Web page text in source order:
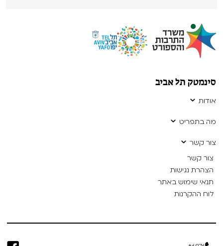
סינמטק תל אביב
אודות
מה בתפריט
צור קשר
צור קשר
הצהרת נגישות
תנאי שימוש באתר
לוח ההקרנות